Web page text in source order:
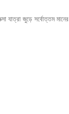
যাত্রা জুড়ে সর্বোত্তম